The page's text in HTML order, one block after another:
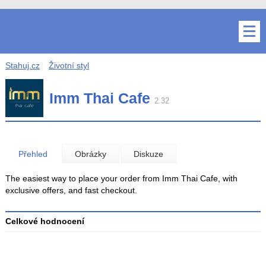
Stahuj.cz Životní styl
Imm Thai Cafe 2.32
Přehled Obrázky Diskuze
The easiest way to place your order from Imm Thai Cafe, with
exclusive offers, and fast checkout.
Celkové hodnocení